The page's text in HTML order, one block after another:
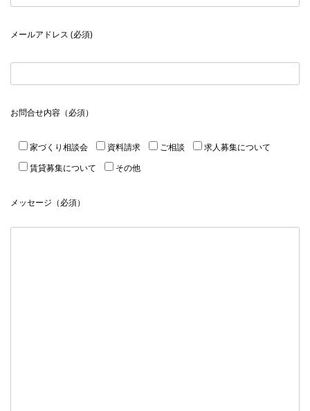
メールアドレス (必須)
お問合せ内容（必須）
家づくり相談会 資料請求 ご相談
求人募集について
賃貸募集について
その他
メッセージ（必須）